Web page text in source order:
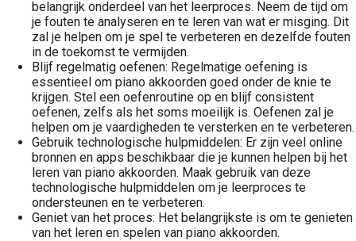
belangrijk onderdeel van het leerproces. Neem de tijd om
je fouten te analyseren en te leren van wat er misging. Dit
zal je helpen om je spel te verbeteren en dezelfde fouten
in de toekomst te vermijden.
Blijf regelmatig oefenen: Regelmatige oefening is
essentieel om piano akkoorden goed onder de knie te
krijgen. Stel een oefenroutine op en blijf consistent
oefenen, zelfs als het soms moeilijk is. Oefenen zal je
helpen om je vaardigheden te versterken en te verbeteren.
Gebruik technologische hulpmiddelen: Er zijn veel online
bronnen en apps beschikbaar die je kunnen helpen bij het
leren van piano akkoorden. Maak gebruik van deze
technologische hulpmiddelen om je leerproces te
ondersteunen en te verbeteren.
Geniet van het proces: Het belangrijkste is om te genieten
van het leren en spelen van piano akkoorden.